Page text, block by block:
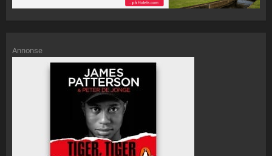
Annonse